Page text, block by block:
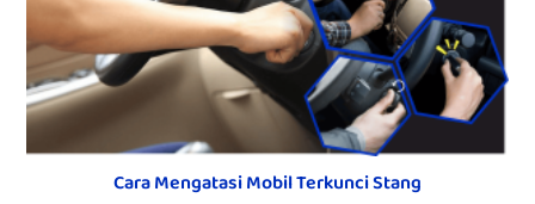
Cara Mengatasi Mobil Terkunci Stang